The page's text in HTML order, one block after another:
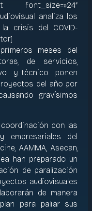
font_size=»24″
analiza los
crisis del COVID-
meses del
de servicios,
y técnico ponen
del año por
gravísimos
con las
empresariales del
AAMMA, Asecan,
han preparado un
de paralización
audiovisuales
de manera
para paliar sus